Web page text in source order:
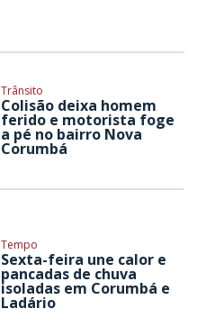
Trânsito
Colisão deixa homem
ferido e motorista foge
a pé no bairro Nova
Corumbá
Tempo
Sexta-feira une calor e
pancadas de chuva
isoladas em Corumbá e
Ladário